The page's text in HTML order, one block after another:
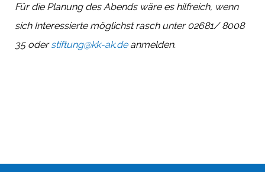
Für die Planung des Abends wäre es hilfreich, wenn
sich Interessierte möglichst rasch unter 02681/ 8008
35 oderstiftung@kk-ak.deanmelden.